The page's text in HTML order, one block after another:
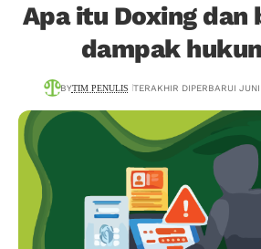
Apa itu Doxing dan
dampak
BYTIM PENULIS TERAKHIR DIPERBARUI